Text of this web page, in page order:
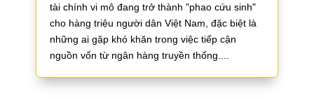
tài chính vi mô đang trở thành "phao cứu sinh"
cho hàng triệu người dân Việt Nam, đặc biệt là
những ai gặp khó khăn trong việc tiếp cận
nguồn vốn từ ngân hàng truyền thống....